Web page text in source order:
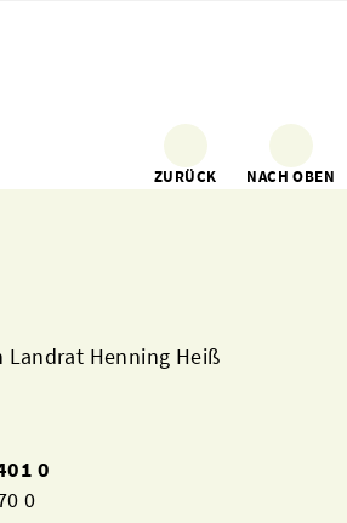
ZURÜCK NACH OBEN
Henning Heiß
0
0